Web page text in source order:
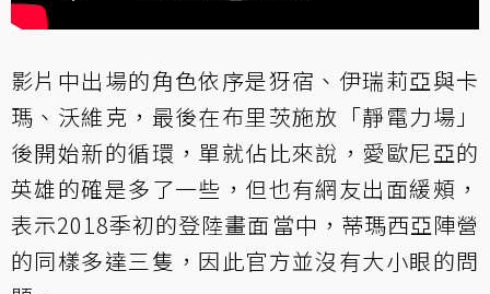
影片中出場的角色依序是犽宿、伊瑞莉亞與卡
瑪、沃維克，最後在布里茨施放「靜電力場」
後開始新的循環，單就佔比來說，愛歐尼亞的
英雄的確是多了一些，但也有網友出面緩頰，
表示2018季初的登陸畫面當中，蒂瑪西亞陣營
的同樣多達三隻，因此官方並沒有大小眼的問